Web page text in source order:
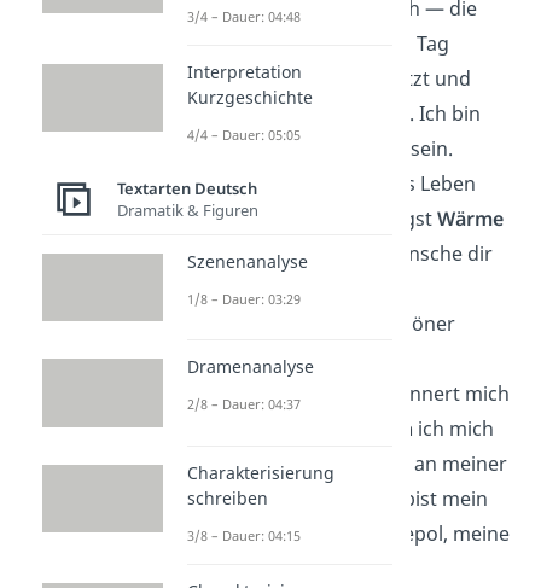
Heute feiern wir dich — die
Frau, die mich jeden Tag
inspiriert
, unterstützt und
bedingungslos liebt. Ich bin
stolz, dein Mann zu sein.
Mit dir fühlt sich das Leben
leichter an. Du bringstWärme
in jeden Tag. Ich wünsche dir
ein Jahr voller Liebe,
Gesundheit und schöner
Überraschungen.
Dein Geburtstag erinnert mich
glücklich ich mich
schätzen kann, dich an meiner
Seite zu haben. Du bist mein
Zuhause, mein Ruhepol, meine
3/4 – Dauer: 04:48
Interpretation
Kurzgeschichte
4/4 – Dauer: 05:05
Textarten Deutsch
Dramatik & Figuren
Szenenanalyse
1/8 – Dauer: 03:29
Dramenanalyse
2/8 – Dauer: 04:37
Charakterisierung
schreiben
3/8 – Dauer: 04:15